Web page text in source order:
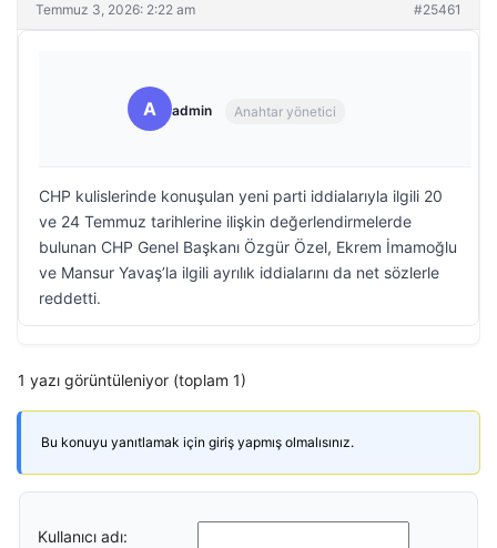
Temmuz 3, 2026: 2:22 am #25461
A admin Anahtar yönetici
CHP kulislerinde konuşulan yeni parti iddialarıyla ilgili 20
ve 24 Temmuz tarihlerine ilişkin değerlendirmelerde
bulunan CHP Genel Başkanı Özgür Özel, Ekrem İmamoğlu
ve Mansur Yavaş’la ilgili ayrılık iddialarını da net sözlerle
reddetti.
1 yazı görüntüleniyor (toplam 1)
Bu konuyu yanıtlamak için giriş yapmış olmalısınız.
Kullanıcı adı: